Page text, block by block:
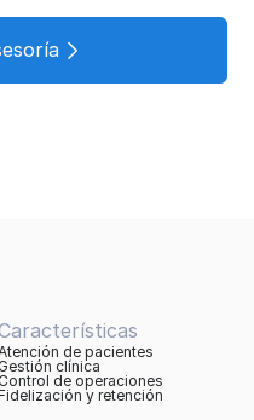
de pacientes
Gestión clínica
Control de operaciones
y retención